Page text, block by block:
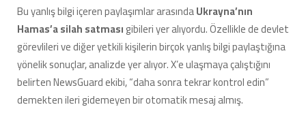
Bu yanlış bilgi içeren paylaşımlar arasındaUkrayna’nın
Hamas’a silah satmasıgibileri yer alıyordu. Özellikle de devlet
görevlileri ve diğer yetkili kişilerin birçok yanlış bilgi paylaştığına
yönelik sonuçlar, analizde yer alıyor. X’e ulaşmaya çalıştığını
belirten NewsGuard ekibi, “daha sonra tekrar kontrol edin”
demekten ileri gidemeyen bir otomatik mesaj almış.